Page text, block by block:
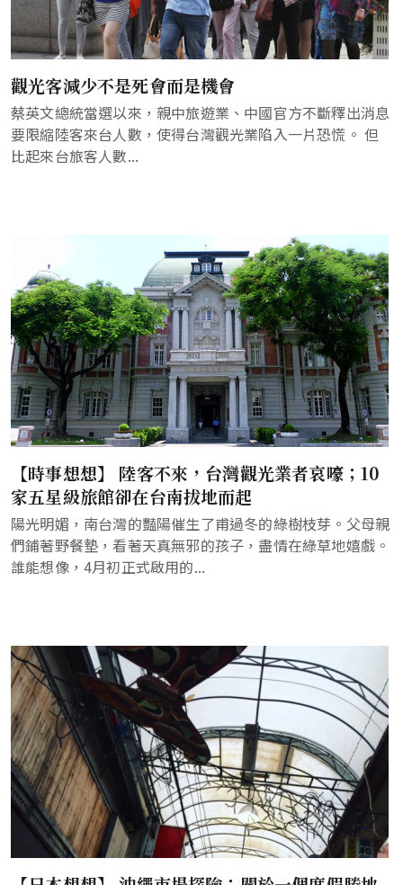
觀光客減少不是死會而是機會
蔡英文總統當選以來，親中旅遊業、中國官方不斷釋出消息
要限縮陸客來台人數，使得台灣觀光業陷入一片恐慌。 但
比起來台旅客人數...
【時事想想】 陸客不來，台灣觀光業者哀嚎；10
家五星級旅館卻在台南拔地而起
陽光明媚，南台灣的豔陽催生了甫過冬的綠樹枝芽。父母親
們鋪著野餐墊，看著天真無邪的孩子，盡情在綠草地嬉戲。
誰能想像，4月初正式啟用的...